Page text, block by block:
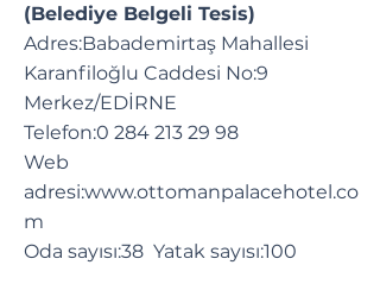
(Belediye Belgeli Tesis)
Adres:Babademirtaş Mahallesi
Karanfiloğlu Caddesi No:9
Merkez/EDİRNE
Telefon:0 284 213 29 98
Web
adresi:www.ottomanpalacehotel.co
m
Oda sayısı:38 Yatak sayısı:100